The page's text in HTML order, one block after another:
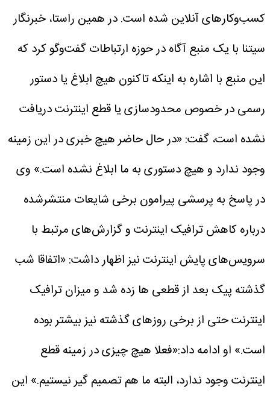
کسب‌وکارهای آنلاین شده است.در همین راستا، خبرنگار
سیتنا با یک منبع آگاه در حوزه ارتباطات گفت‌وگو کرد که
این منبع با اشاره به اینکه تاکنون هیچ ابلاغ یا دستور
رسمی در خصوص محدودسازی یا قطع اینترنت دریافت
نشده است، گفت: «در حال حاضر هیچ خبری در این زمینه
وجود ندارد و هیچ دستوری به ما ابلاغ نشده است.» وی
در پاسخ به پرسشی پیرامون برخی شایعات منتشرشده
درباره کاهش ترافیک اینترنت و گزارش‌های مرتبط با
سرویس‌های پایش اینترنت نیز اظهار داشت: «اتفاقا شب
گذشته پیک بعد از قطعی ها زده شد و میزان ترافیک
اینترنت حتی از برخی روزهای گذشته نیز بیشتر بوده
است.» او ادامه داد:«فعلا هیچ چیزی در زمینه قطع
اینترنت وجود ندارد، البته ما هم تصمیم گیر نیستیم.» این